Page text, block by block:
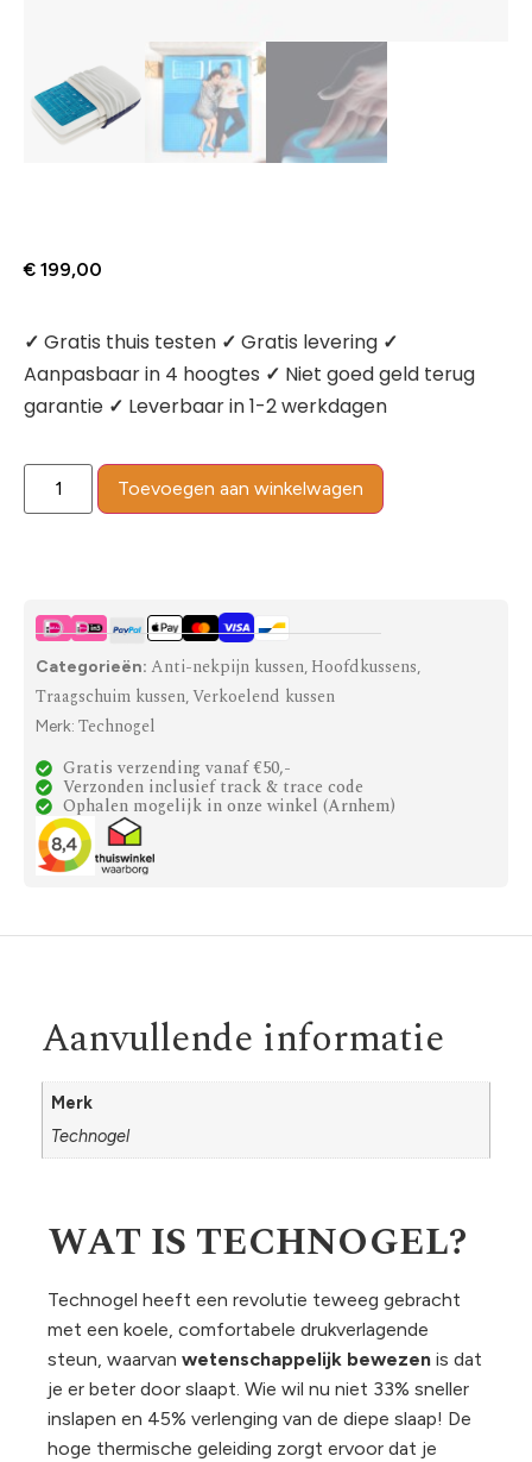
€ 199,00
✓ Gratis thuis testen ✓ Gratis levering ✓
Aanpasbaar in 4 hoogtes ✓ Niet goed geld terug
garantie ✓ Leverbaar in 1-2 werkdagen
Toevoegen aan winkelwagen
Categorieën: Anti-nekpijn kussen, Hoofdkussens,
Traagschuim kussen,Verkoelend kussen
Merk: Technogel
Gratis verzending vanaf €50,-
Verzonden inclusief track & trace code
Ophalen mogelijk in onze winkel (Arnhem)
WAT IS TECHNOGEL?
Technogel heeft een revolutie teweeg gebracht
met een koele, comfortabele drukverlagende
steun, waarvan wetenschappelijk bewezen is dat
je er beter door slaapt. Wie wil nu niet 33% sneller
inslapen en 45% verlenging van de diepe slaap! De
hoge thermische geleiding zorgt ervoor dat je
Aanvullende informatie
Merk
Technogel